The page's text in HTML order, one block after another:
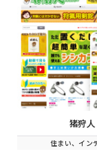
猪狩人
住まい、イン